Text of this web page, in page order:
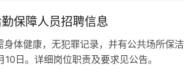
保障人员招聘信息
体健康，无犯罪记录，并有公共场所保
日。详细岗位职责及要求见公告。